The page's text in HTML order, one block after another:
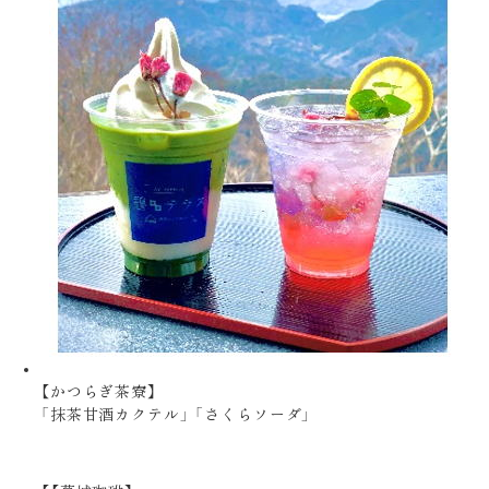
【かつらぎ茶寮】
「抹茶甘酒カクテル」 「さくらソーダ」